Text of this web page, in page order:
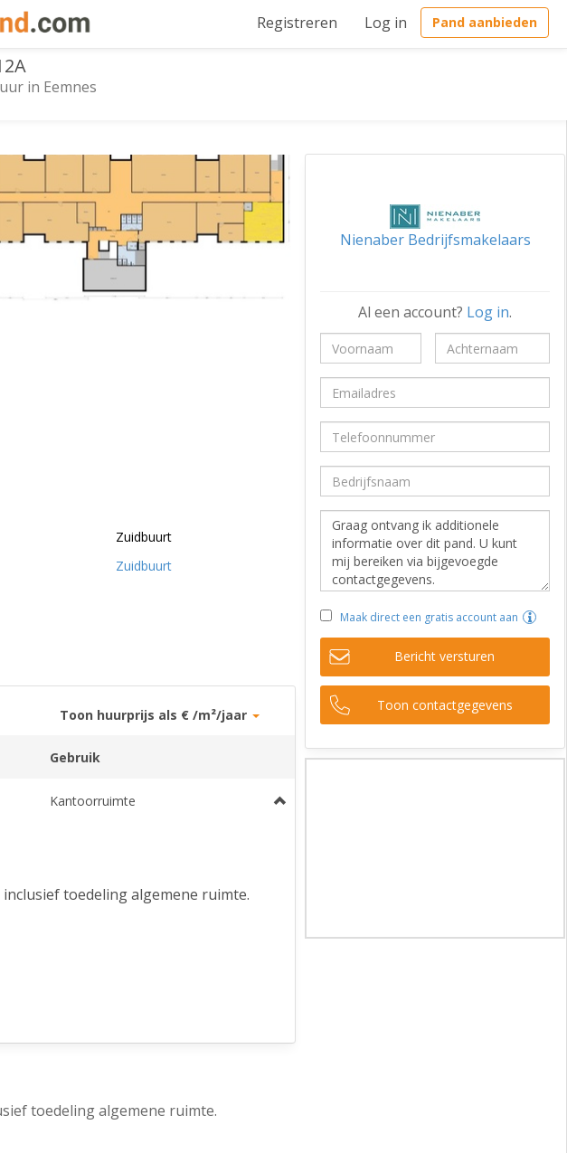
Registreren Log in Pand aanbieden
in Eemnes
Zuidbuurt
Zuidbuurt
Toon huurprijs als € /m²/jaar
Gebruik
Kantoorruimte
toedeling algemene ruimte.
toedeling algemene ruimte.
Nienaber Bedrijfsmakelaars
Al een account? Log in.
Maak direct een gratis account aan
Bericht versturen
Toon contactgegevens